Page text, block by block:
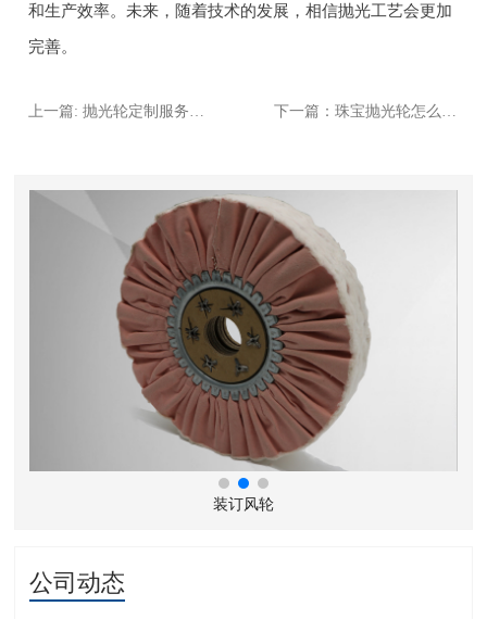
和生产效率。未来，随着技术的发展，相信抛光工艺会更加
完善。
上一篇: 抛光轮定制服务：如何根据需求选择厂家？ 下一篇：珠宝抛光轮怎么选？5个关键参数教你避开选购陷阱
装订风轮
公司动态